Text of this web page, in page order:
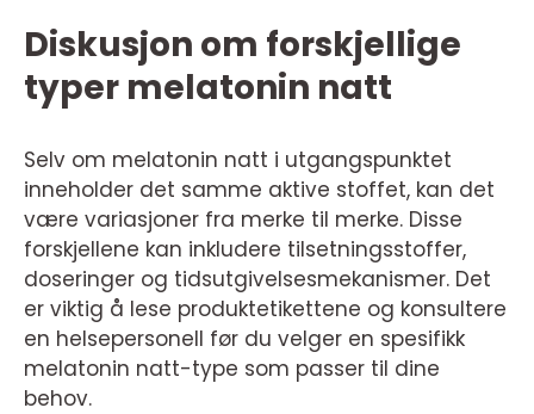
Diskusjon om forskjellige
typer melatonin natt
Selv om melatonin natt i utgangspunktet
inneholder det samme aktive stoffet, kan det
være variasjoner fra merke til merke. Disse
forskjellene kan inkludere tilsetningsstoffer,
doseringer og tidsutgivelsesmekanismer. Det
er viktig å lese produktetikettene og konsultere
en helsepersonell før du velger en spesifikk
melatonin natt-type som passer til dine
behov.